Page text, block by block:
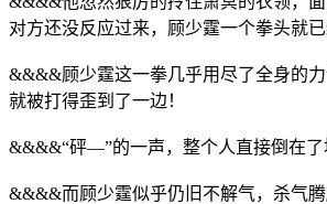
对方还没反应过来，顾少霆一个拳头就已
&&&&顾少霆这一拳几乎用尽了全身的
就被打得歪到了一边！
&&&&“砰—”的一声，整个人直接倒在了
&&&&而顾少霆似乎仍旧不解气，杀气